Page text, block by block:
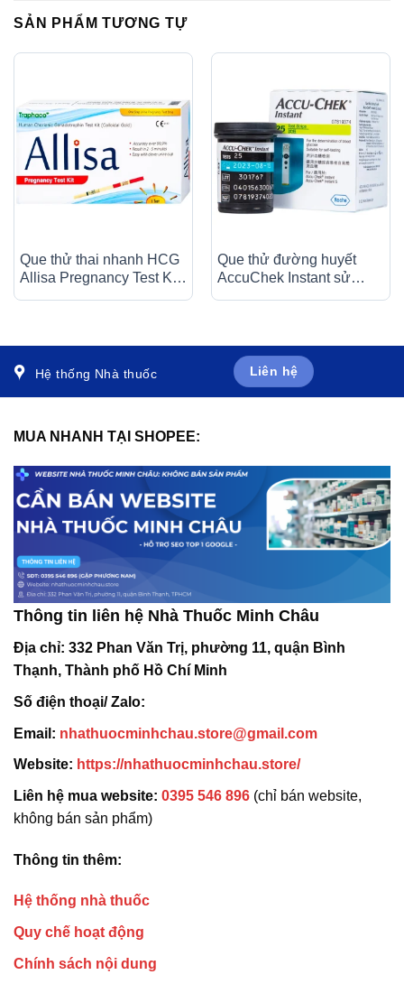
SẢN PHẨM TƯƠNG TỰ
Que thử thai nhanh HCG
Allisa Pregnancy Test Kit
Que thử đường huyết
AccuChek Instant sử
cái)
Hệ thống Nhà thuốc Liên hệ
MUA NHANH TẠI SHOPEE:
Thông tin liên hệ Nhà Thuốc Minh Châu
Địa chỉ: 332 Phan Văn Trị, phường 11, quận Bình
Thạnh, Thành phố Hồ Chí Minh
Số điện thoại/ Zalo:
Email: nhathuocminhchau.store@gmail.com
Website: https://nhathuocminhchau.store/
Liên hệ mua website: 0395 546 896 (chỉ bán website,
không bán sản phẩm)
Thông tin thêm:
Hệ thống nhà thuốc
Quy chế hoạt động
Chính sách nội dung